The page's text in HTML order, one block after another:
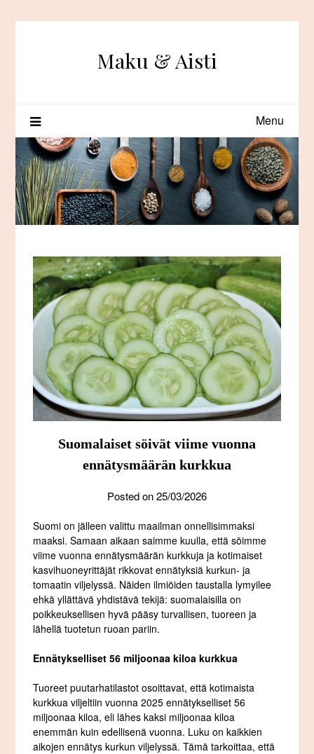
Maku & Aisti
Menu
Suomalaiset söivät viime vuonna
ennätysmäärän kurkkua
Posted on25/03/2026
Suomi on jälleen valittu maailman onnellisimmaksi
maaksi. Samaan aikaan saimme kuulla, että söimme
viime vuonna ennätysmäärän kurkkuja ja kotimaiset
kasvihuoneyrittäjät rikkovat ennätyksiä kurkun- ja
tomaatin viljelyssä. Näiden ilmiöiden taustalla lymyilee
ehkä yllättävä yhdistävä tekijä: suomalaisilla on
poikkeuksellisen hyvä pääsy turvallisen, tuoreen ja
lähellä tuotetun ruoan pariin.
Ennätykselliset 56 miljoonaa kiloa kurkkua
Tuoreet puutarhatilastot osoittavat, että kotimaista
kurkkua viljeltiin vuonna 2025 ennätykselliset 56
miljoonaa kiloa, eli lähes kaksi miljoonaa kiloa
enemmän kuin edellisenä vuonna. Luku on kaikkien
aikojen ennätys kurkun viljelyssä. Tämä tarkoittaa, että